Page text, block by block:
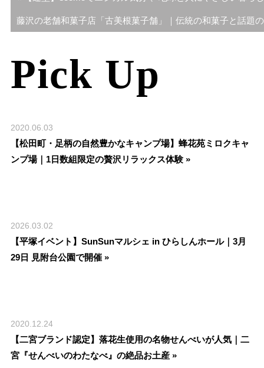
藤沢の老舗和菓子店「古美根菓子舗」｜伝統の和菓子と話題
Pick Up
2020.06.03
【松田町・足柄の自然豊かなキャンプ場】蜂花苑ミロクキャ
ンプ場｜1日数組限定の贅沢リラックス体験 »
2026.03.02
【平塚イベント】SunSunマルシェ in ひらしんホール｜3月
29日 見附台公園で開催 »
2020.12.24
【二宮ブランド認定】落花生使用の名物せんべいが人気｜二
宮『せんべいのわたなべ』の絶品お土産 »